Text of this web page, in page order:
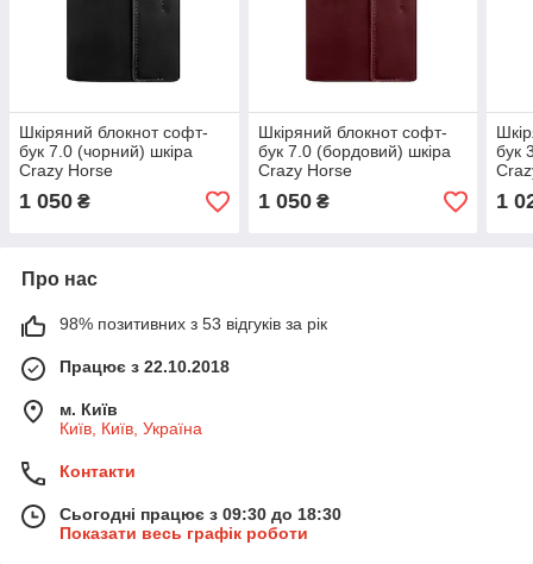
Шкіряний блокнот cофт-
бук 7.0 (чорний) шкіра
Crazy Horse
1 050 ₴
Шкіряний блокнот cофт-
бук 7.0 (бордовий) шкіра
Crazy Horse
1 050₴
бук
1
Про нас
98% позитивних з 53 відгуків за рік
Працює з 22.10.2018
м. Київ
Київ, Київ, Україна
Контакти
Сьогодні працює з 09:30 до 18:30
Показати весь графік роботи